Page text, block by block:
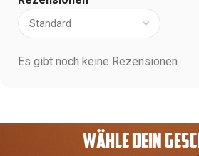
Es gibt noch keine Rezensionen.
WÄHLE DEIN